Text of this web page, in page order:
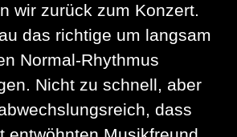
wir zurück zum Konzert.
das richtige um langsam
Normal-Rhythmus
Nicht zu schnell, aber
dass